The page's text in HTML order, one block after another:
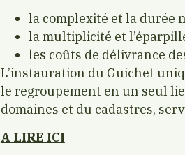
la complexité et la durée
la multiplicité et
les coûts de délivrance
L’instauration du Guichet
le regroupement en un seul
domaines et du cadastres,
A LIRE ICI